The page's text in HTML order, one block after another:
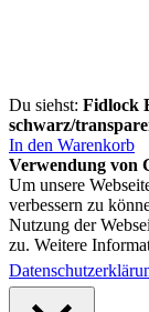
Du siehst: Fidlock
schwarz/
In den Warenkorb
Verwendung von
Um unsere
verbessern zu
Nutzung der
zu. Weitere